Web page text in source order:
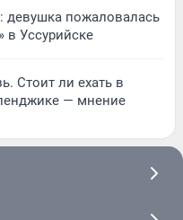
девушка пожаловалась
в Уссурийске
Стоит ли ехать в
— мнение